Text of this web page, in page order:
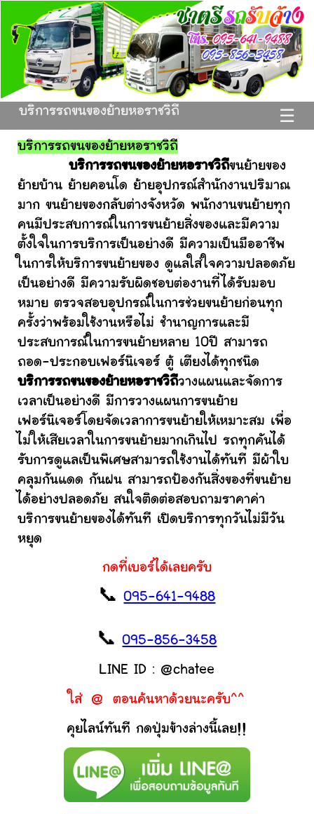
☰
บริการรถขนของย้ายหอราชวิถี
บริการรถขนของย้ายหอราชวิถี
บริการรถขนของย้ายหอราชวิถีขนย้ายของ
ย้ายบ้าน ย้ายคอนโด ย้ายอุปกรณ์สำนักงานปริมาณ
มาก ขนย้ายของกลับต่างจังหวัด พนักงานขนย้ายทุก
คนมีประสบการณ์ในการขนย้ายสิ่งของและมีความ
ตั้งใจในการบริการเป็นอย่างดี มีความเป็นมืออาชีพ
ในการให้บริการขนย้ายของ ดูแลใส่ใจความปลอดภัย
เป็นอย่างดี มีความรับผิดชอบต่องานที่ได้รับมอบ
หมาย ตรวจสอบอุปกรณ์ในการช่วยขนย้ายก่อนทุก
ครั้งว่าพร้อมใช้งานหรือไม่ ชำนาญการและมี
ประสบการณ์ในการขนย้ายหลาย 10ปี สามารถ
ถอด-ประกอบเฟอร์นิเจอร์ ตู้ เตียงได้ทุกชนิด
บริการรถขนของย้ายหอราชวิถีวางแผนและจัดการ
เวลาเป็นอย่างดี มีการวางแผนการขนย้าย
เฟอร์นิเจอร์โดยจัดเวลาการขนย้ายให้เหมาะสม เพื่อ
ไม่ให้เสียเวลาในการขนย้ายมากเกินไป รถทุกคันได้
รับการดูแลเป็นพิเศษสามารถใช้งานได้ทันที มีผ้าใบ
คลุมกันแดด กันฝน สามารถป้องกันสิ่งของที่ขนย้าย
ได้อย่างปลอดภัย สนใจติดต่อสอบถามราคาค่า
บริการขนย้ายของได้ทันที เปิดบริการทุกวันไม่มีวัน
หยุด
กดที่เบอร์ได้เลยครับ
📞095-641-9488
📞095-856-3458
LINE ID : @chatee
ใส่ @ ตอนค้นหาด้วยนะครับ^^
คุยไลน์ทันที กดปุ่มข้างล่างนี้เลย!!